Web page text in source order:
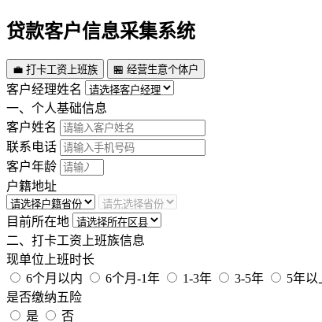
贷款客户信息采集系统
💼 打卡工资上班族 🏪 经营生意个体户
客户经理姓名
一、个人基础信息
客户姓名
联系电话
客户年龄
户籍地址
目前所在地
二、打卡工资上班族信息
现单位上班时长
6个月以内
6个月-1年 1-3年 3-5年
5年以
是否缴纳五险
是
否